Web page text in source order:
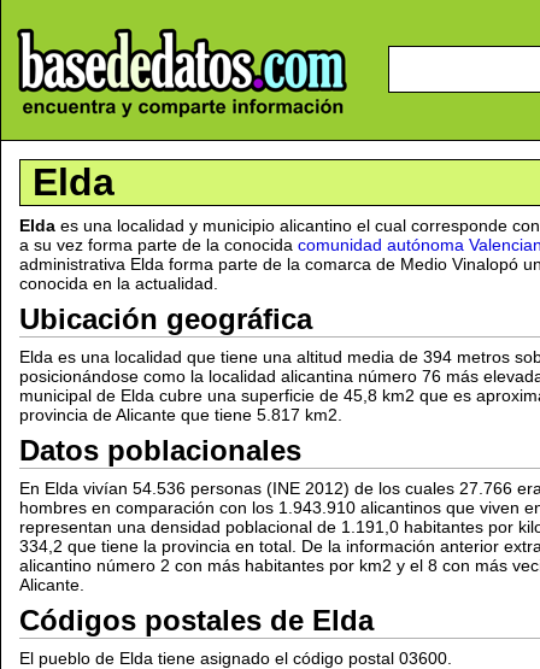
Elda
Elda es una localidad y municipio alicantino el cual corresponde
a su vez forma parte de la conocida comunidad autónoma
administrativa Elda forma parte de la comarca de Medio Vinalopó
conocida en la actualidad.
Ubicación geográfica
Elda es una localidad que tiene una altitud media de 394 metros
posicionándose como la localidad alicantina número 76 más
municipal de Elda cubre una superficie de 45,8 km2 que es
provincia de Alicante que tiene 5.817 km2.
Datos poblacionales
En Elda vivían 54.536 personas (INE 2012) de los cuales 27.766
hombres en comparación con los 1.943.910 alicantinos que viven
representan una densidad poblacional de 1.191,0 habitantes por
334,2 que tiene la provincia en total. De la información anterior
alicantino número 2 con más habitantes por km2 y el 8 con más
Alicante.
Códigos postales de Elda
El pueblo de Elda tiene asignado el código postal 03600.